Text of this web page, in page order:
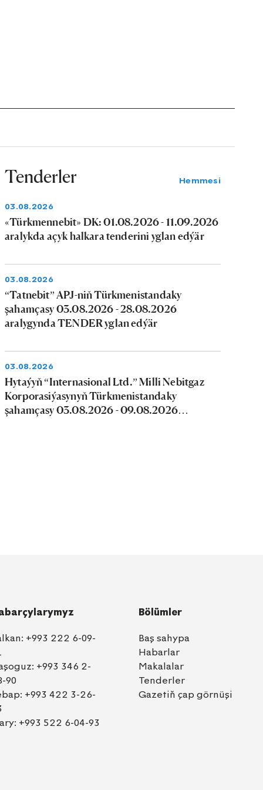
Tenderler Hemmesi
03.08.2026
«Türkmennebit» DK: 01.08.2026 - 11.09.2026
aralykda açyk halkara tenderini yglan edýär
03.08.2026
“Tatnebit” APJ-niň Türkmenistandaky
şahamçasy 03.08.2026 - 28.08.2026
aralygynda TENDER yglan edýär
03.08.2026
Hytaýyň “Internasional Ltd.” Milli Nebitgaz
Korporasiýasynyň Türkmenistandaky
şahamçasy 03.08.2026 - 09.08.2026
+993 222 6-09-
+993 346 2-
90
+993 422 3-26-
+993 522 6-04-93
Bölümler
Baş sahypa
Habarlar
Makalalar
Tenderler
Gazetiň çap görnüşi